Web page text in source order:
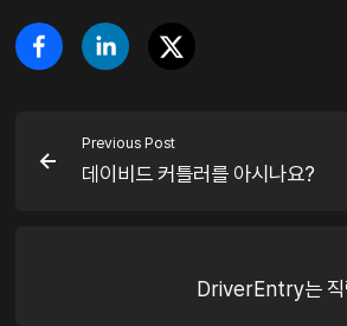
Previous Post
데이비드 커틀러를 아시나요?
DriverEntry는 직